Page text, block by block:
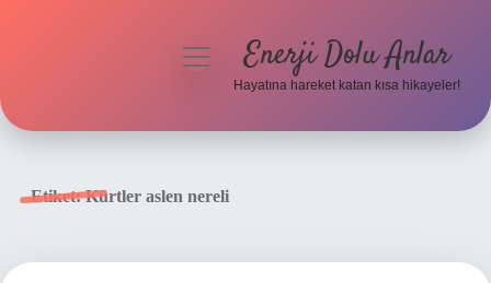
menüyüEnerji Dolu Anlar
Hayatına hareket katan kısa hikayeler!
Etiket:Kürtler aslen nereli